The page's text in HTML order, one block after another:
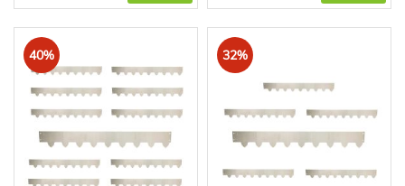
40% 32%